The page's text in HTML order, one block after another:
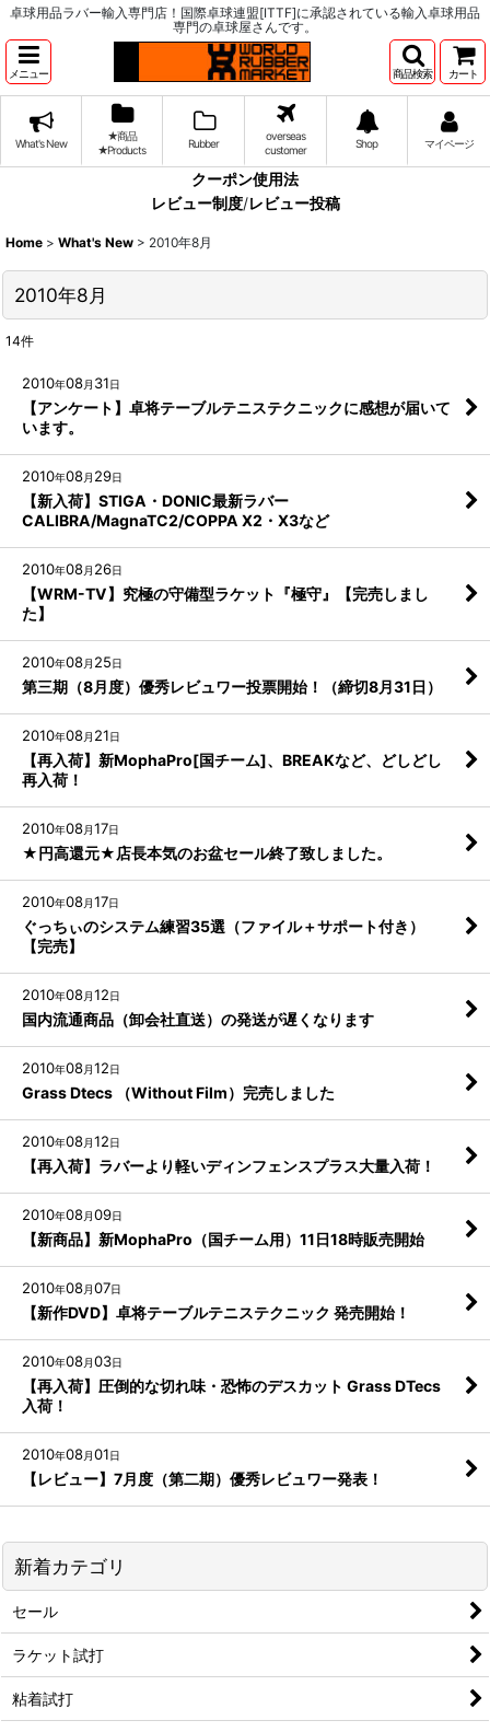
卓球用品ラバー輸入専門店！国際卓球連盟[ITTF]に承認されている輸入卓球用品
専門の卓球屋さんです。
メニュー 商品検索 カート
What's New
★商品
★Products
Rubber
overseas
customer
Shop マイページ
クーポン使用法
レビュー制度/レビュー投稿
Home > What's New > 2010年8月
2010年8月
14件
2010年08月 31日
【アンケート】卓将テーブルテニステクニックに感想が届いて
います。
2010年08月 29日
【新入荷】STIGA・DONIC最新ラバー
CALIBRA/MagnaTC2/COPPA X2・X3など
2010年08月 26日
【WRM-TV】究極の守備型ラケット『極守』【完売しまし
た】
2010年08月 25日
第三期（8月度）優秀レビュワー投票開始！（締切8月31日）
2010年08月 21日
【再入荷】新MophaPro[国チーム]、BREAKなど、どしどし
再入荷！
2010年08月17日
★円高還元★店長本気のお盆セール終了致しました。
2010年08月17日
ぐっちぃのシステム練習35選（ファイル＋サポート付き）
【完売】
2010年08月12日
国内流通商品（卸会社直送）の発送が遅くなります
2010年08月12日
Grass Dtecs （Without Film）完売しました
2010年08月12日
【再入荷】ラバーより軽いディンフェンスプラス大量入荷！
2010年08月09日
【新商品】新MophaPro（国チーム用）11日18時販売開始
2010年08月07日
【新作DVD】卓将テーブルテニステクニック 発売開始！
2010年08月03日
【再入荷】圧倒的な切れ味・恐怖のデスカット Grass DTecs
入荷！
2010年08月01日
【レビュー】7月度（第二期）優秀レビュワー発表！
新着カテゴリ
セール
ラケット試打
粘着試打